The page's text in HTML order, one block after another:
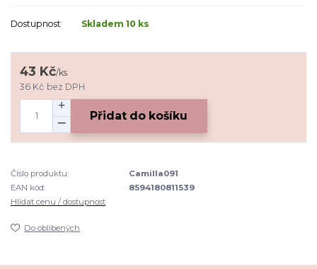
Dostupnost Skladem 10 ks
43 Kč/ks
36 Kč bez DPH
Přidat do košíku
Číslo produktu:
Camilla091
EAN kód:
8594180811539
Hlídat cenu / dostupnost
Do oblíbených